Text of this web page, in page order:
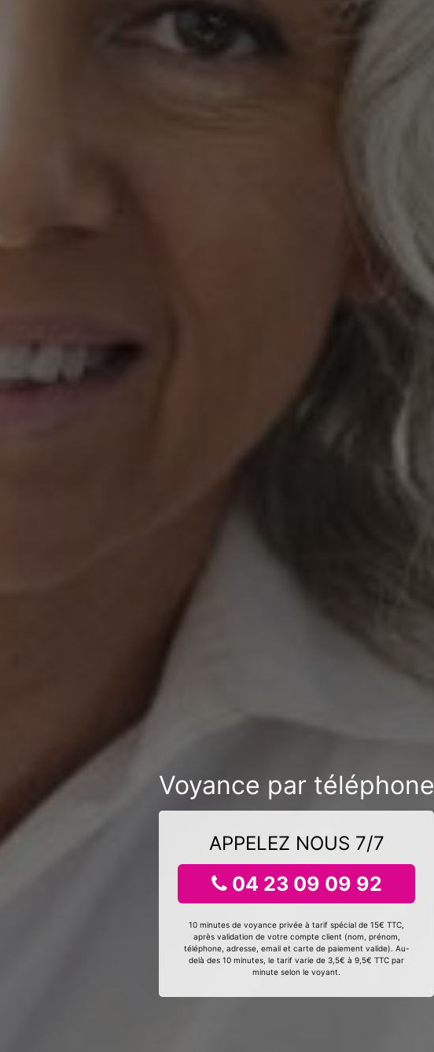
Voyance par téléphone
APPELEZ NOUS 7/7
04 23 09 09 92
10 minutes de voyance privée à tarif spécial de 15€ TTC,
après validation de votre compte client (nom, prénom,
téléphone, adresse, email et carte de paiement valide). Au-
delà des 10 minutes, le tarif varie de 3,5€ à 9,5€ TTC par
minute selon le voyant.